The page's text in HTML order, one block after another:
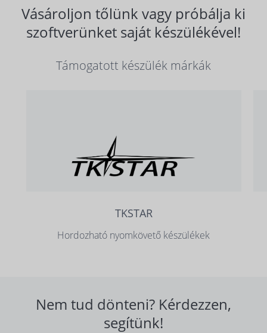
Vásároljon tőlünk vagy próbálja ki
szoftverünket saját készülékével!
Támogatott készülék márkák
TKSTAR
Hordozható nyomkövető készülékek
Nem tud dönteni? Kérdezzen,
segítünk!